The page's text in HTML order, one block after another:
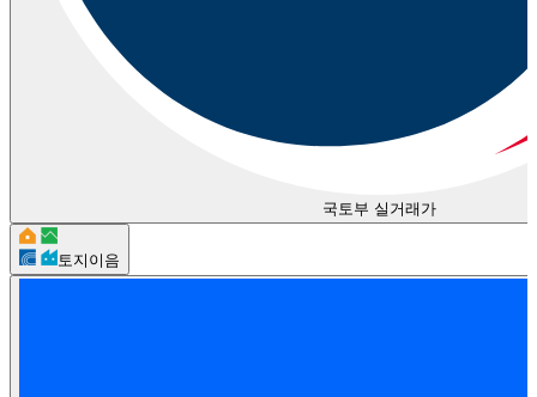
국토부 실거래가
토지이음